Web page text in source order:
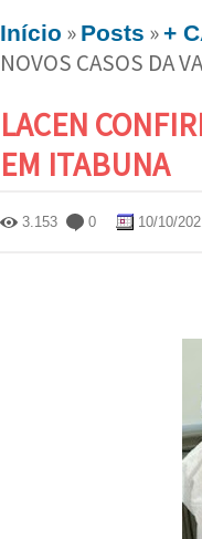
Início » Posts »+
NOVOS CASOS DA
LACEN
EM ITABUNA
3.153 0 10/10/